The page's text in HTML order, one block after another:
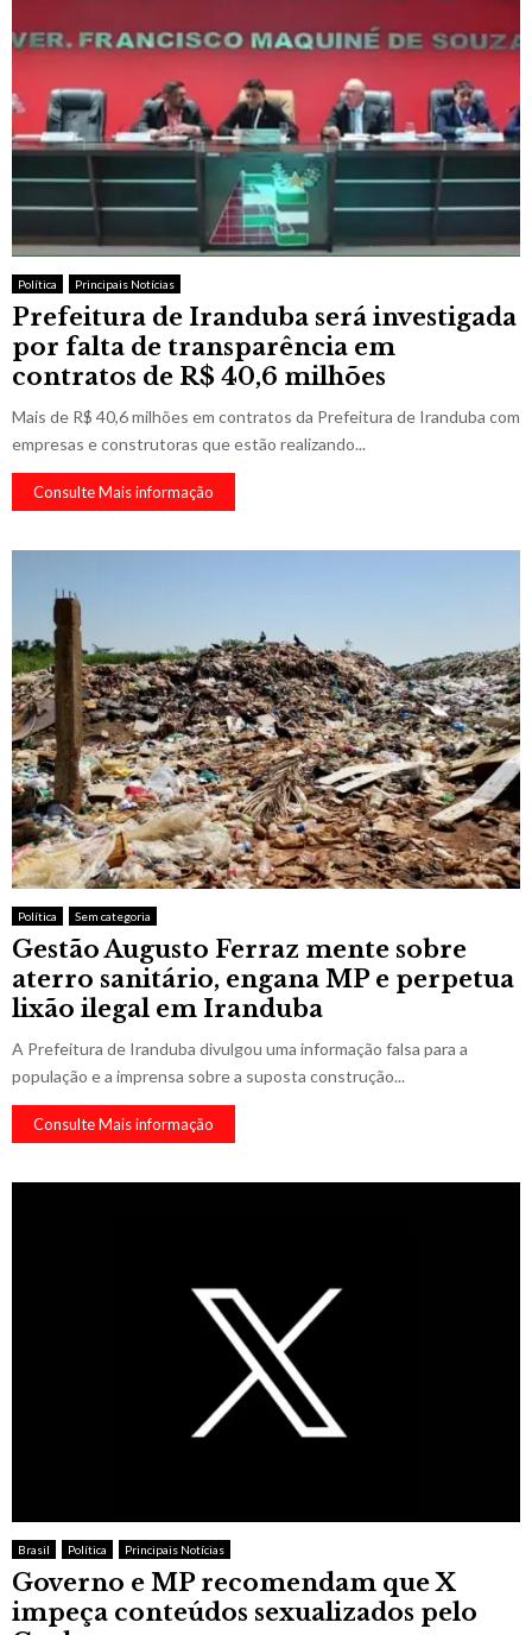
Política Principais Notícias
Prefeitura de Iranduba será investigada
por falta de transparência em
contratos de R$ 40,6 milhões
Mais de R$ 40,6 milhões em contratos da Prefeitura de Iranduba com
empresas e construtoras que estão realizando...
Consulte Mais informação
Política Sem categoria
Gestão Augusto Ferraz mente sobre
aterro sanitário, engana MP e perpetua
lixão ilegal em Iranduba
A Prefeitura de Iranduba divulgou uma informação falsa para a
população e a imprensa sobre a suposta construção...
Consulte Mais informação
Brasil Política Principais Notícias
Governo e MP recomendam que X
impeça conteúdos sexualizados pelo